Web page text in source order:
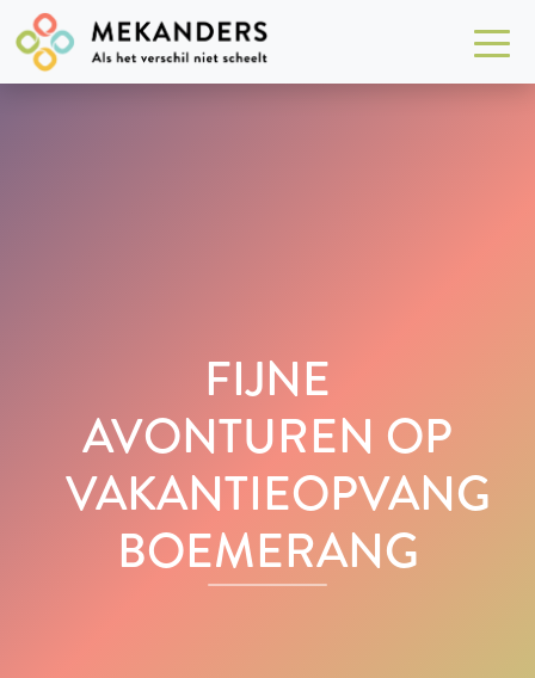
FIJNE
AVONTUREN OP
VAKANTIEOPVANG
BOEMERANG